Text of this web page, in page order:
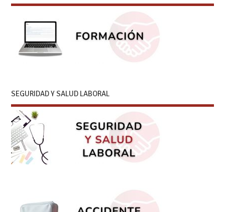
SEGURIDAD Y SALUD LABORAL